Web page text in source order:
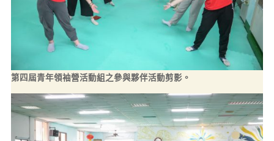
第四屆青年領袖營活動組之參與夥伴活動剪影。